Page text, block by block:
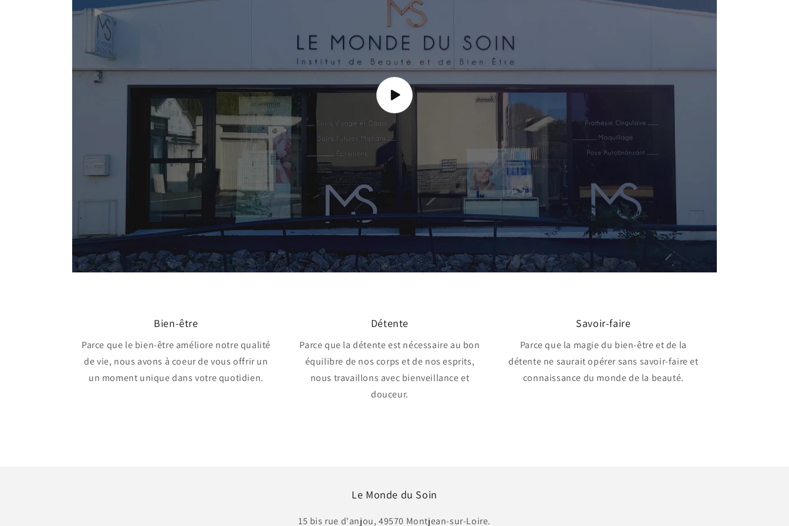
Bien-être
Parce que le bien-être améliore notre qualité
de vie, nous avons à coeur de vous offrir un
un moment unique dans votre quotidien.
Détente
Parce que la détente est nécessaire au bon
équilibre de nos corps et de nos esprits,
nous travaillons avec bienveillance et
douceur.
Savoir-faire
Parce que la magie du bien-être et de la
détente ne saurait opérer sans savoir-faire et
connaissance du monde de la beauté.
Le Monde du Soin
15 bis rue d'anjou, 49570 Montjean-sur-Loire.